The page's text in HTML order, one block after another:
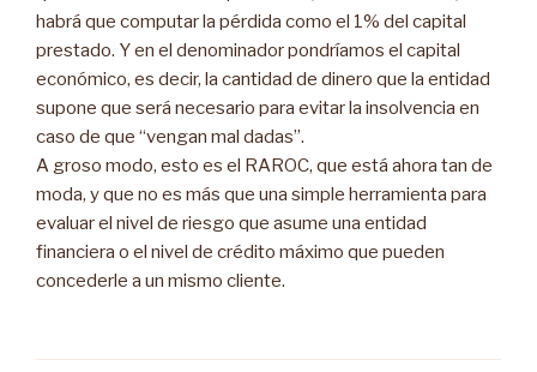
habrá que computar la pérdida como el 1% del capital
prestado. Y en el denominador pondríamos el capital
económico, es decir, la cantidad de dinero que la entidad
supone que será necesario para evitar la insolvencia en
caso de que “vengan mal dadas”.
A groso modo, esto es el RAROC, que está ahora tan de
moda, y que no es más que una simple herramienta para
evaluar el nivel de riesgo que asume una entidad
financiera o el nivel de crédito máximo que pueden
concederle a un mismo cliente.